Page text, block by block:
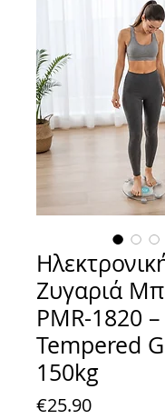
Ζυγαριά
PMR-1820 –
Tempered
150kg
€25.90Price